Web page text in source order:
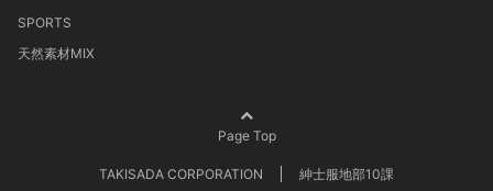
SPORTS
天然素材MIX
Page Top
TAKISADA CORPORATION 紳士服地部10課